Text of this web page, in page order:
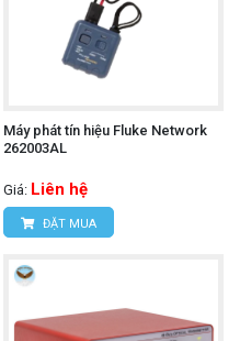
Máy phát tín hiệu Fluke Network
262003AL
Giá: Liên hệ
ĐẶT MUA